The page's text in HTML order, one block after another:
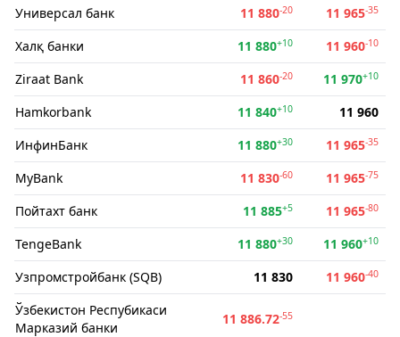
Универсал банк
11 880-20 11 965-35
Халқ банки 11 880+10 11 960-10
Ziraat Bank 11 860-20 11 970+10
Hamkorbank 11 840+10
11 960
ИнфинБанк
11 880+30 11 965-35
MyBank 11 830-60 11 965-75
Пойтахт банк 11 885+5 11 965-80
TengeBank 11 880+30 11 960+10
Узпромстройбанк (SQB) 11 830 11 960-40
Ўзбекистон Респубикаси
Марказий банки
11 886.72-55